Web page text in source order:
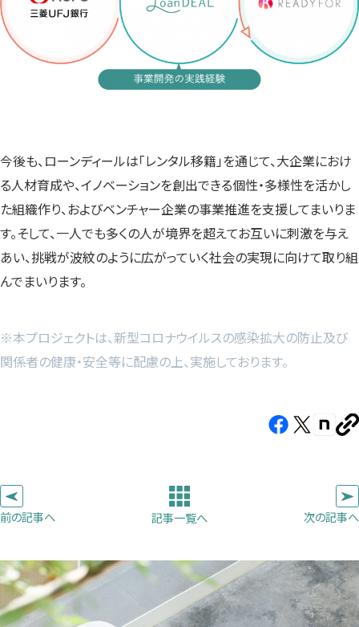
今後も、ローンディールは「レンタル移籍」を通じて、大企業におけ
る人材育成や、イノベーションを創出できる個性・多様性を活かし
た組織作り、およびベンチャー企業の事業推進を支援してまいりま
す。そして、一人でも多くの人が境界を超えてお互いに刺激を与え
あい、挑戦が波紋のように広がっていく社会の実現に向けて取り組
んでまいります。
※本プロジェクトは、新型コロナウイルスの感染拡大の防止及び
関係者の健康・安全等に配慮の上、実施しております。
Facebook（新
き
ま
す）
X（新
き
ま
す）
note（新
で
き
ま
す）
ー
前の記事へ 記事一覧へ 次の記事へ